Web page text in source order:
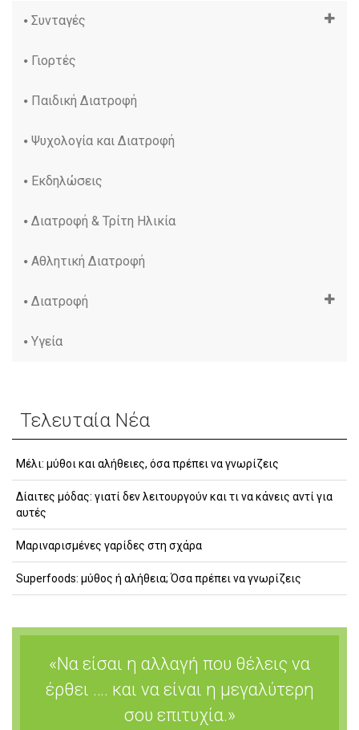
Συνταγές
Γιορτές
Παιδική Διατροφή
Ψυχολογία και Διατροφή
Εκδηλώσεις
Διατροφή & Τρίτη Ηλικία
Αθλητική Διατροφή
Διατροφή
Υγεία
Τελευταία Νέα
Μέλι: μύθοι και αλήθειες, όσα πρέπει να γνωρίζεις
Δίαιτες μόδας: γιατί δεν λειτουργούν και τι να κάνεις αντί για
αυτές
Μαριναρισμένες γαρίδες στη σχάρα
Superfoods: μύθος ή αλήθεια; Όσα πρέπει να γνωρίζεις
«Να είσαι η αλλαγή που θέλεις να
έρθει …. και να είναι η μεγαλύτερη
σου επιτυχία.»